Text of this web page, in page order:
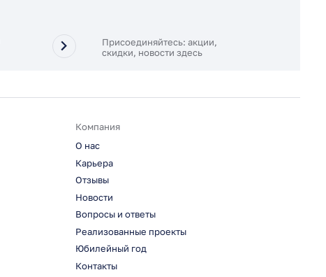
Присоединяйтесь: акции,
скидки, новости здесь
Компания
О нас
Карьера
Отзывы
Новости
Вопросы и ответы
Реализованные проекты
Юбилейный год
Контакты